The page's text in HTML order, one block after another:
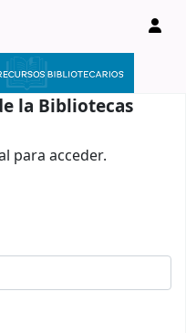
la Bibliotecas
para acceder.